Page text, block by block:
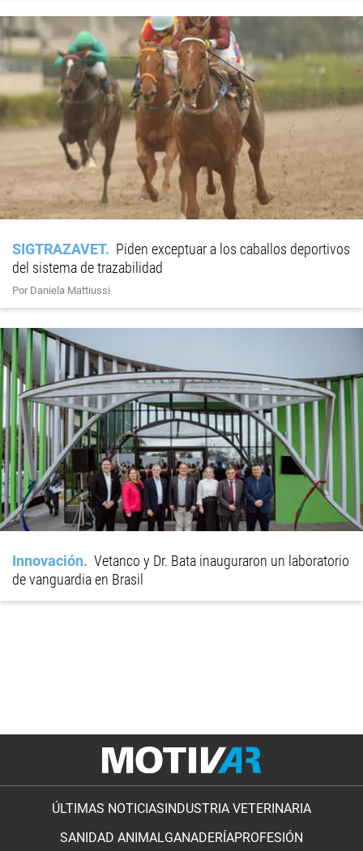
SIGTRAZAVET
Piden exceptuar a los caballos deportivos
del sistema de trazabilidad
Por Daniela Mattiussi
Innovación
Vetanco y Dr. Bata inauguraron un laboratorio
de vanguardia en Brasil
ÚLTIMAS NOTICIAS INDUSTRIA VETERINARIA
SANIDAD ANIMALGANADERÍAPROFESIÓN